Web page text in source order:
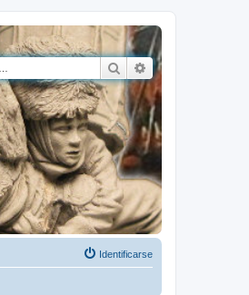
BuscarBúsqueda
Identificarse